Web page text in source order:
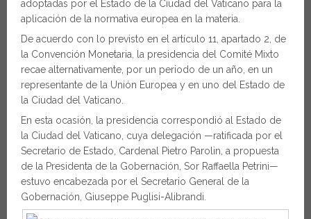
adoptadas por el Estado de la Ciudad del Vaticano para la
aplicación de la normativa europea en la materia.
De acuerdo con lo previsto en el artículo 11, apartado 2, de
la Convención Monetaria, la presidencia del Comité Mixto
recae alternativamente, por un periodo de un año, en un
representante de la Unión Europea y en uno del Estado de
la Ciudad del Vaticano.
En esta ocasión, la presidencia correspondió al Estado de
la Ciudad del Vaticano, cuya delegación —ratificada por el
Secretario de Estado, Cardenal Pietro Parolin, a propuesta
de la Presidenta de la Gobernación, Sor Raffaella Petrini—
estuvo encabezada por el Secretario General de la
Gobernación, Giuseppe Puglisi-Alibrandi.